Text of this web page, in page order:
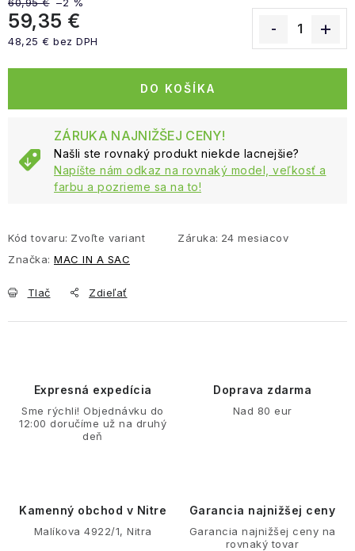
59,35 €
48,25 € bez DPH
DO KOŠÍKA
ZÁRUKA NAJNIŽŠEJ CENY!
Našli ste rovnaký produkt niekde lacnejšie?
Napíšte nám odkaz na rovnaký model, veľkosť a
farbu a pozrieme sa na to!
Kód tovaru: Zvoľte variant Záruka: 24 mesiacov
Značka: MAC IN A SAC
Tlač Zdieľať
Expresná expedícia
Sme rýchli! Objednávku do
12:00 doručíme už na druhý
deň
Doprava zdarma
Nad 80 eur
Kamenný obchod v Nitre
Malíkova 4922/1, Nitra
Garancia najnižšej ceny
Garancia najnižšej ceny na
rovnaký tovar